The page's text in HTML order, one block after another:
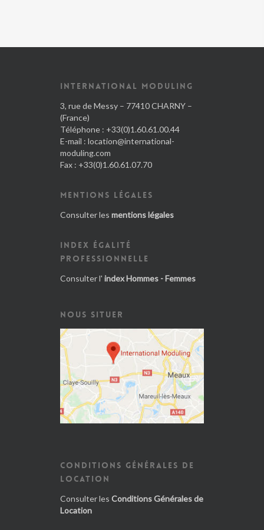
INTERNATIONAL MODULING
3, rue de Messy – 77410 CHARNY –
(France)
Téléphone : +33(0)1.60.61.00.44
E-mail : location@international-
moduling.com
Fax : +33(0)1.60.61.07.70
MENTIONS LÉGALES
Consulter les mentions légales
INDEX ÉGALITÉ
PROFESSIONNELLE
Consulter l' index Hommes - Femmes
NOUS SITUER
CONDITIONS GÉNÉRALES DE
LOCATION
Consulter les Conditions Générales de
Location